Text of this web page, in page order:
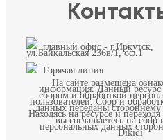
главный офис - г.Иркутск,
ул.Байкальская 236в/1, оф.1
Горячая линия
На сайте размещена
информация. Данный ресурс
сбором и обработкой
пользователей. Сбор и
данных переданы
Находясь на ресурсе и
вы соглашаетесь на сбор
персональных данных
Dikidi